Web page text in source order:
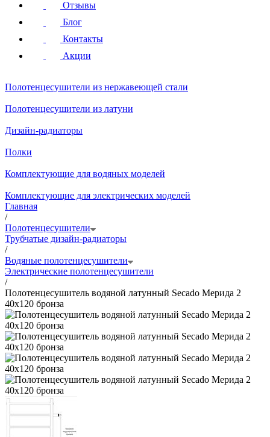
Отзывы
Блог
Контакты
Акции
Полотенцесушители из нержавеющей стали
Полотенцесушители из латуни
Дизайн-радиаторы
Полки
Комплектующие для водяных моделей
Комплектующие для электрических моделей
Главная
/
Полотенцесушители
Трубчатые дизайн-радиаторы
/
Водяные полотенцесушители
Электрические полотенцесушители
/
Полотенцесушитель водяной латунный Secado Мерида 2
40x120 бронза